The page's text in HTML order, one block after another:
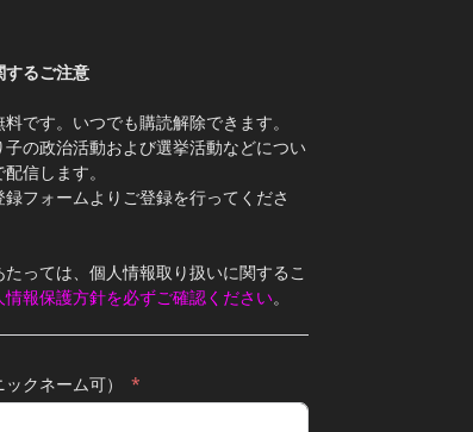
するご注意
料です。いつでも購読解除できます。
子の政治活動および選挙活動などについ
信します。
録フォームよりご登録を行ってくださ
たっては、個人情報取り扱いに関するこ
情報保護方針を必ずご確認ください。
クネーム可）